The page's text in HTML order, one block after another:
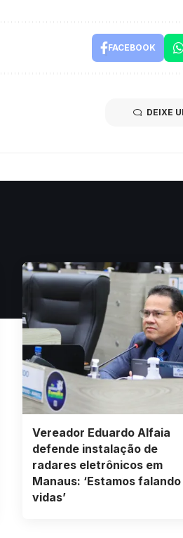
FACEBOOK
DEIXE
Vereador Eduardo Alfaia
defende instalação de
radares eletrônicos em
Manaus: ‘Estamos falando
vidas’